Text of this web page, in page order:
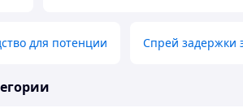
для потенции Спрей задержки